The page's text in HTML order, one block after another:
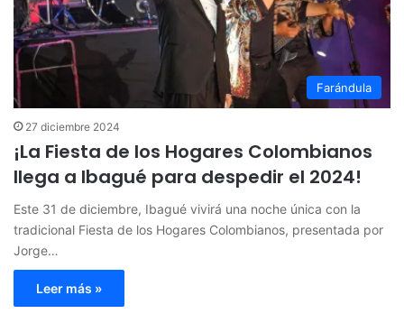
Farándula
27 diciembre 2024
¡La Fiesta de los Hogares Colombianos
llega a Ibagué para despedir el 2024!
Este 31 de diciembre, Ibagué vivirá una noche única con la
tradicional Fiesta de los Hogares Colombianos, presentada por
Jorge…
Leer más »